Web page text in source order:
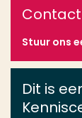
Contact
Stuur ons
Dit is